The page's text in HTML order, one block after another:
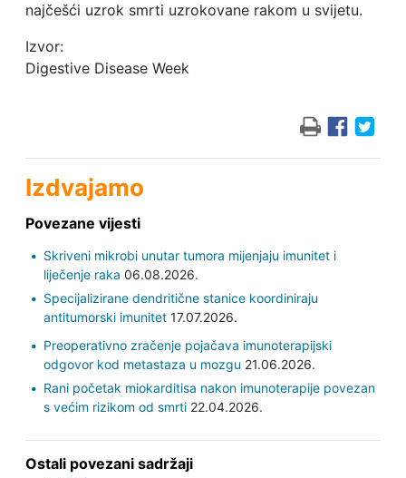
najčešći uzrok smrti uzrokovane rakom u svijetu.
Izvor:
Digestive Disease Week
Izdvajamo
Povezane vijesti
Skriveni mikrobi unutar tumora mijenjaju imunitet i
liječenje raka 06.08.2026.
Specijalizirane dendritične stanice koordiniraju
antitumorski imunitet17.07.2026.
Preoperativno zračenje pojačava imunoterapijski
odgovor kod metastaza u mozgu 21.06.2026.
Rani početak miokarditisa nakon imunoterapije povezan
s većim rizikom od smrti22.04.2026.
Ostali povezani sadržaji